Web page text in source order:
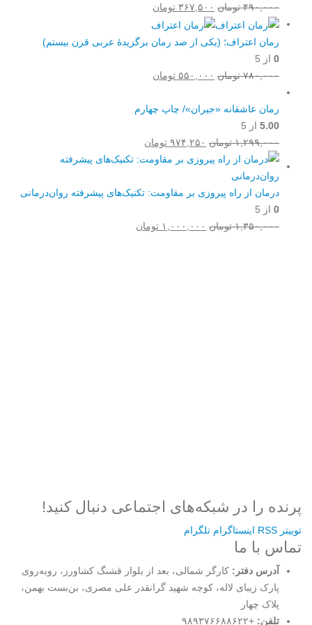
۴۹۰,۰۰۰ تومان قیمت
اصلی:
۴۹۰,۰۰۰ تومان
۳۶۷,۵۰۰ تومان
فعلی:
۳۶۷,۵۰۰ تومان.
رمان اعتراف؛ (یکی از صد رمان برگزیدۀ عربی قرن بیستم)
0 از 5
۷۸۰,۰۰۰ تومان قیمت
۷۸۰,۰۰۰ تومان
۵۵۰,۰۰۰ تومان
۵۵۰,۰۰۰ تومان.
رمان عاشقانه «جیران»/ چاپ چهارم
5.00 از 5
۱,۲۹۹,۰۰۰ تومان قیمت
اصلی:
بود.
۹۷۴,۲۵۰ تومان
فعلی:
درمان از راه پیروزی بر مقاومت: تکنیک‌های پیشرفته روان‌درمانی
0 از 5
۱,۳۵۰,۰۰۰ تومان قیمت
۱,۰۰۰,۰۰۰ تومان
پرنده را در شبکه‌های اجتماعی دنبال کنید!
توییتر RSS اینستاگرام تلگرام
تماس با ما
آدرس دفتر: کارگر شمالی، بعد از بلوار قشنگ کشاورز، روبه‌روی
پارک زیبای لاله، کوچه شهید گرانقدر علی مصری، بن‌بست بهمن،
پلاک چهار
تلفن: +۹۸۹۳۷۶۶۸۸۶۲۲